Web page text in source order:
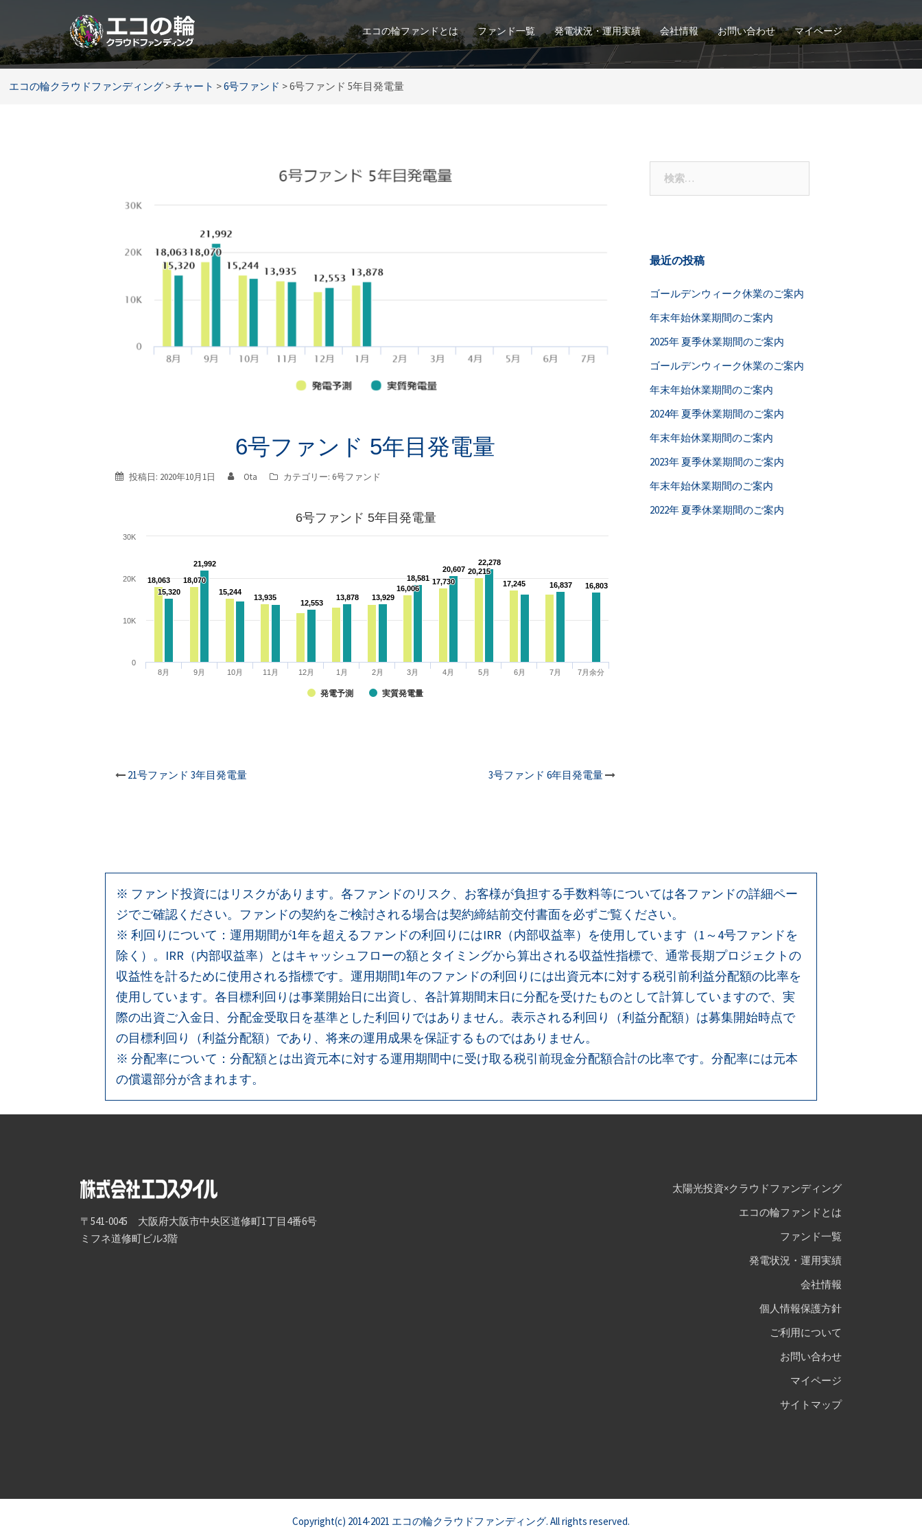
ン
エコの輪ファンドとは ファンド一覧 発電状況・運用実績 会社情報 お問い合わせ マイページ
エコの輪クラウドファンディング >チャート >6号ファンド >6号ファンド 5年目発電量
6号ファンド 5年目発電量
投稿日: 2020年10月1日 Ota カテゴリー: 6号ファンド
6号ファンド 5年目発電量
18,063
18,063 18,070
18,070
15,244
15,244
13,935
13,935
16,006
16,006
17,730
17,730
20,215
20,215
17,245
17,245
15,320
15,320
21,992
21,992
12,553
12,553
13,878
13,878 13,929
13,929
18,581
18,581
20,607
20,607
22,278
22,278
16,837
16,837 16,803
16,803
発電予測 実質発電量
8月 9月 10月 11月 12月 1月 2月 3月 4月 5月 6月 7月 7月余分
0
10K
20K
30K
投
ビ
ゲ
ー
シ
ョ
ン
21号ファンド 3年目発電量 3号ファンド 6年目発電量
最近の投稿
ゴールデンウィーク休業のご案内
年末年始休業期間のご案内
2025年 夏季休業期間のご案内
ゴールデンウィーク休業のご案内
年末年始休業期間のご案内
2024年 夏季休業期間のご案内
年末年始休業期間のご案内
2023年 夏季休業期間のご案内
年末年始休業期間のご案内
2022年 夏季休業期間のご案内
※ ファンド投資にはリスクがあります。各ファンドのリスク、お客様が負担する手数料等については各ファンドの詳細ペー
ジでご確認ください。ファンドの契約をご検討される場合は契約締結前交付書面を必ずご覧ください。
※ 利回りについて：運用期間が1年を超えるファンドの利回りにはIRR（内部収益率）を使用しています（1～4号ファンドを
除く）。IRR（内部収益率）とはキャッシュフローの額とタイミングから算出される収益性指標で、通常長期プロジェクトの
収益性を計るために使用される指標です。運用期間1年のファンドの利回りには出資元本に対する税引前利益分配額の比率を
使用しています。各目標利回りは事業開始日に出資し、各計算期間末日に分配を受けたものとして計算していますので、実
際の出資ご入金日、分配金受取日を基準とした利回りではありません。表示される利回り（利益分配額）は募集開始時点で
の目標利回り（利益分配額）であり、将来の運用成果を保証するものではありません。
※ 分配率について：分配額とは出資元本に対する運用期間中に受け取る税引前現金分配額合計の比率です。分配率には元本
の償還部分が含まれます。
〒541-0045 大阪府大阪市中央区道修町1丁目4番6号
ミフネ道修町ビル3階
太陽光投資×クラウドファンディング
エコの輪ファンドとは
ファンド一覧
発電状況・運用実績
会社情報
個人情報保護方針
ご利用について
お問い合わせ
マイページ
サイトマップ
Copyright(c) 2014-2021 エコの輪クラウドファンディング. All rights reserved.